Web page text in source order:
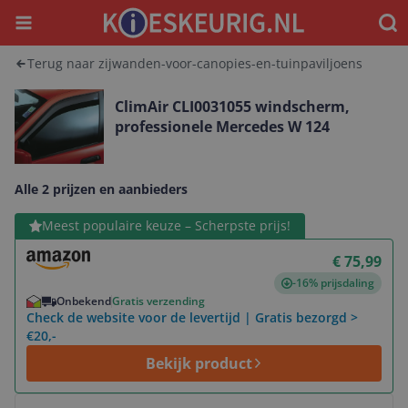
Menu
Terug naar zijwanden-voor-canopies-en-tuinpaviljoens
ClimAir CLI0031055 windscherm,
professionele Mercedes W 124
Alle 2 prijzen en aanbieders
Meest populaire keuze – Scherpste prijs!
€ 75,99
-16% prijsdaling
OnbekendGratis verzending
Check de website voor de levertijd | Gratis bezorgd >
€20,-
Bekijk product
Bekijk product